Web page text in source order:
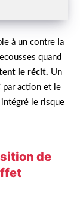
à un contre la
quand
le récit. Un
par action et le
intégré le risque
de